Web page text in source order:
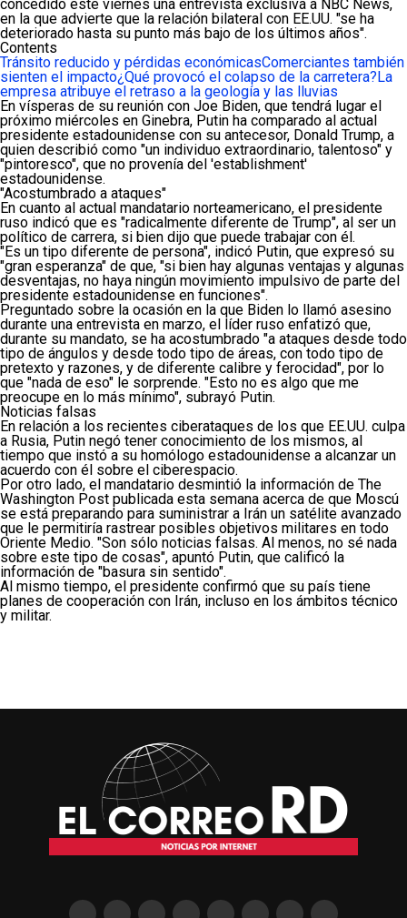
concedido este viernes una entrevista exclusiva a NBC News,
en la que advierte que la relación bilateral con EE.UU. "se ha
deteriorado hasta su punto más bajo de los últimos años".
Contents
Tránsito reducido y pérdidas económicasComerciantes también
sienten el impacto¿Qué provocó el colapso de la carretera? La
empresa atribuye el retraso a la geología y las lluvias
En vísperas de su reunión con Joe Biden, que tendrá lugar el
próximo miércoles en Ginebra, Putin ha comparado al actual
presidente estadounidense con su antecesor, Donald Trump, a
quien describió como "un individuo extraordinario, talentoso" y
"pintoresco", que no provenía del 'establishment'
estadounidense.
"Acostumbrado a ataques"
En cuanto al actual mandatario norteamericano, el presidente
ruso indicó que es "radicalmente diferente de Trump", al ser un
político de carrera, si bien dijo que puede trabajar con él.
"Es un tipo diferente de persona", indicó Putin, que expresó su
"gran esperanza" de que, "si bien hay algunas ventajas y algunas
desventajas, no haya ningún movimiento impulsivo de parte del
presidente estadounidense en funciones".
Preguntado sobre la ocasión en la que Biden lo llamó asesino
durante una entrevista en marzo, el líder ruso enfatizó que,
durante su mandato, se ha acostumbrado "a ataques desde todo
tipo de ángulos y desde todo tipo de áreas, con todo tipo de
pretexto y razones, y de diferente calibre y ferocidad", por lo
que "nada de eso" le sorprende. "Esto no es algo que me
preocupe en lo más mínimo", subrayó Putin.
Noticias falsas
En relación a los recientes ciberataques de los que EE.UU. culpa
a Rusia, Putin negó tener conocimiento de los mismos, al
tiempo que instó a su homólogo estadounidense a alcanzar un
acuerdo con él sobre el ciberespacio.
Por otro lado, el mandatario desmintió la información de The
Washington Post publicada esta semana acerca de que Moscú
se está preparando para suministrar a Irán un satélite avanzado
que le permitiría rastrear posibles objetivos militares en todo
Oriente Medio. "Son sólo noticias falsas. Al menos, no sé nada
sobre este tipo de cosas", apuntó Putin, que calificó la
información de "basura sin sentido".
Al mismo tiempo, el presidente confirmó que su país tiene
planes de cooperación con Irán, incluso en los ámbitos técnico
y militar.